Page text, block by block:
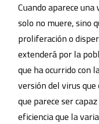
Cuando aparece
solo no muere, sino
proliferación o
extenderá por la
que ha ocurrido con
versión del virus
que parece ser
eficiencia que la